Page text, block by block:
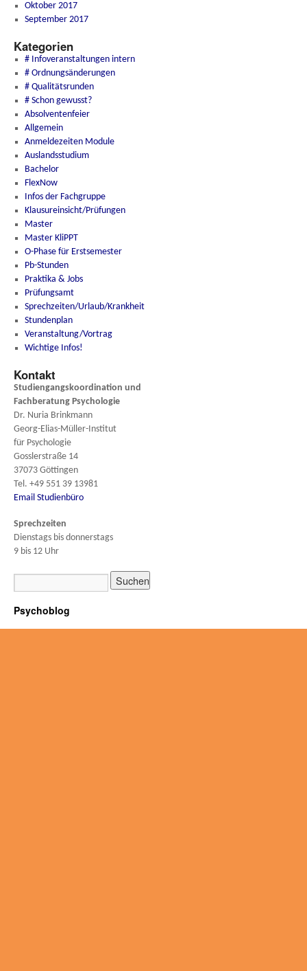
Oktober 2017
September 2017
Kategorien
# Infoveranstaltungen intern
# Ordnungsänderungen
# Qualitätsrunden
# Schon gewusst?
Absolventenfeier
Allgemein
Anmeldezeiten Module
Auslandsstudium
Bachelor
FlexNow
Infos der Fachgruppe
Klausureinsicht/Prüfungen
Master
Master KliPPT
O-Phase für Erstsemester
Pb-Stunden
Praktika & Jobs
Prüfungsamt
Sprechzeiten/Urlaub/Krankheit
Stundenplan
Veranstaltung/Vortrag
Wichtige Infos!
Kontakt
Studiengangskoordination und
Fachberatung Psychologie
Dr. Nuria Brinkmann
Georg-Elias-Müller-Institut
für Psychologie
Gosslerstraße 14
37073 Göttingen
Tel. +49 551 39 13981
Email Studienbüro
Sprechzeiten
Dienstags bis donnerstags
9 bis 12 Uhr
Psychoblog